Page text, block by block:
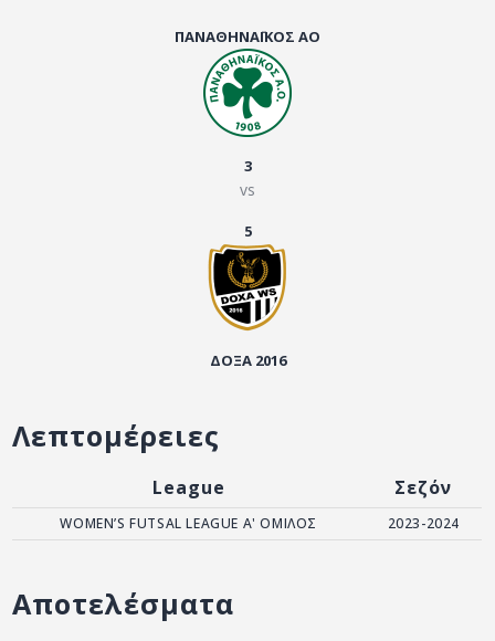
ΣΥΝΕΝΤΕΥΞΕΙΣΠΑΝΑΘΗΝΑΪΚΟΣ ΑΟ
3
vs
5
ΔΟΞΑ 2016
Λεπτομέρειες
League Σεζόν
WOMEN’S FUTSAL LEAGUE Α' ΟΜΙΛΟΣ 2023-2024
Αποτελέσματα